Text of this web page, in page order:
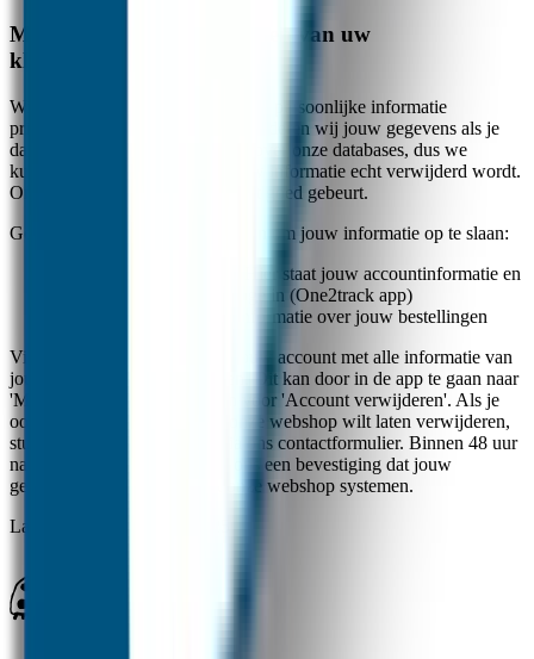
Mogelijkheid tot verwijderen van uw
klantinformatie
Wij vinden het belangrijk dat jouw persoonlijke informatie
priv&eacute; blijft. Daarom verwijderen wij jouw gegevens als je
dat wilt. Wij hebben de controle over onze databases, dus we
kunnen er zeker van zijn dat jouw informatie echt verwijderd wordt.
Onze security officer zorgt dat dit goed gebeurt.
Goedgemerkt gebruikt 2 systemen om jouw informatie op te slaan:
Het GPS / app platform: Hier staat jouw accountinformatie en
de positie van jouw horloge in (One2track app)
Webshop: Hier staat de informatie over jouw bestellingen
Via de One2track app, kun je jouw account met alle informatie van
jouw GPS horloge verwijderen. Dit kan door in de app te gaan naar
'Mijn profiel' en daar te kiezen voor 'Account verwijderen'. Als je
ook de aankoopgegevens uit onze webshop wilt laten verwijderen,
stuur dan even een verzoek via ons contactformulier. Binnen 48 uur
na jouw verzoek, krijg je van ons een bevestiging dat jouw
gegevens verwijderd zijn uit onze webshop systemen.
Laatst bijgewerkt